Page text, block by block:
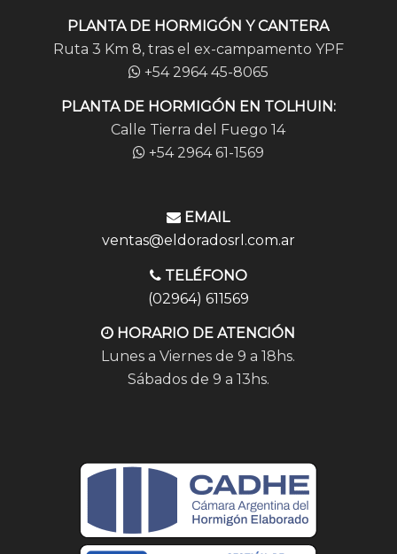
PLANTA DE HORMIGÓN Y CANTERA
Ruta 3 Km 8, tras el ex-campamento YPF
+54 2964 45-8065
PLANTA DE HORMIGÓN EN TOLHUIN:
Calle Tierra del Fuego 14
+54 2964 61-1569
EMAIL
ventas@eldoradosrl.com.ar
TELÉFONO
(02964) 611569
HORARIO DE ATENCIÓN
Lunes a Viernes de 9 a 18hs.
Sábados de 9 a 13hs.